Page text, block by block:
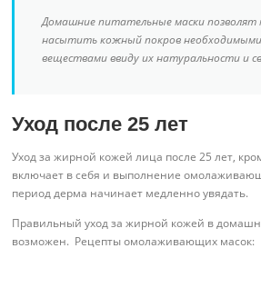
Домашние питательные маски позволят
насытить кожный покров
веществами ввиду их натуральности и
Уход после 25 лет
Уход за жирной кожей лица после 25 лет,
включает в себя и выполнение
период дерма начинает медленно увядать.
Правильный уход за жирной кожей в
возможен. Рецепты омолаживающих масок: